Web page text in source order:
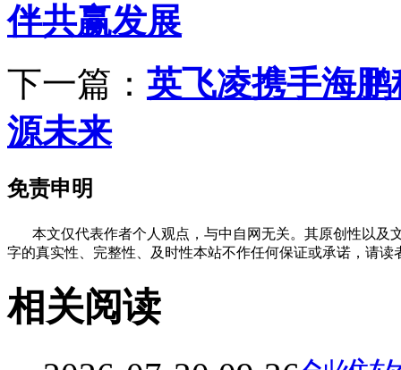
伴共赢发展
下一篇： 英飞凌携手海
源未来
免责申明
本文仅代表作者个人观点，与中自网无关。其原创性以及
字的真实性、完整性、及时性本站不作任何保证或承诺，请
相关阅读